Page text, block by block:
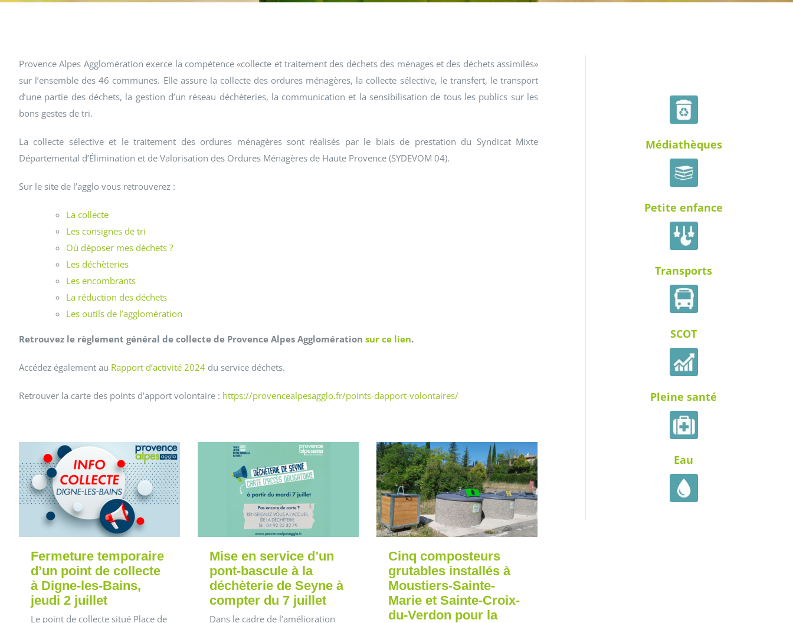
Provence Alpes Agglomération exerce la compétence «collecte et traitement des déchets des ménages et des déchets assimilés»
sur l’ensemble des 46 communes. Elle assure la collecte des ordures ménagères, la collecte sélective, le transfert, le transport
d’une partie des déchets, la gestion d’un réseau déchèteries, la communication et la sensibilisation de tous les publics sur les
bons gestes de tri.
La collecte sélective et le traitement des ordures ménagères sont réalisés par le biais de prestation du Syndicat Mixte
Départemental d’Élimination et de Valorisation des Ordures Ménagères de Haute Provence (SYDEVOM 04).
Sur le site de l’agglo vous retrouverez :
La collecte
Les consignes de tri
Où déposer mes déchets ?
Les déchèteries
Les encombrants
La réduction des déchets
Les outils de l’agglomération
Retrouvez le règlement général de collecte de Provence Alpes Agglomération sur ce lien.
Accédez également au Rapport d’activité 2024 du service déchets.
Retrouver la carte des points d’apport volontaire : https://provencealpesagglo.fr/points-dapport-volontaires/
Fermeture temporaire
d’un point de collecte
à Digne-les-Bains,
jeudi 2 juillet
Le point de collecte situé Place de
Mise en service d’un
pont-bascule à la
déchèterie de Seyne à
compter du 7 juillet
Dans le cadre de l’amélioration
Cinq composteurs
grutables installés à
Moustiers-Sainte-
Marie et Sainte-Croix-
du-Verdon pour la
Médiathèques
Petite enfance
Transports
SCOT
Pleine santé
Eau